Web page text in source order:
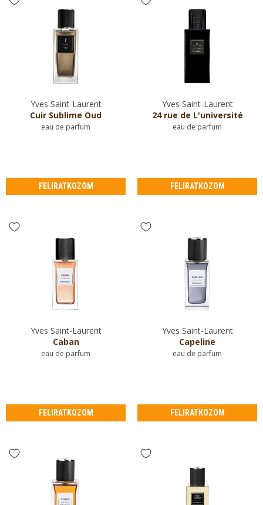
Yves Saint-Laurent
Cuir Sublime Oud
eau de parfum
FELIRATKOZOM
Yves Saint-Laurent
24 rue de L'université
eau de parfum
FELIRATKOZOM
Yves Saint-Laurent
Caban
eau de parfum
FELIRATKOZOM
Yves Saint-Laurent
Capeline
eau de parfum
FELIRATKOZOM